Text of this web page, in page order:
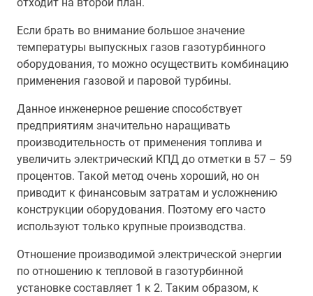
Если брать во внимание большое значение
температуры выпускных газов газотурбинного
оборудования, то можно осуществить комбинацию
применения газовой и паровой турбины.
Данное инженерное решение способствует
предприятиям значительно наращивать
производительность от применения топлива и
увеличить электрический КПД до отметки в 57 – 59
процентов. Такой метод очень хороший, но он
приводит к финансовым затратам и усложнению
конструкции оборудования. Поэтому его часто
используют только крупные производства.
Отношение производимой электрической энергии
по отношению к тепловой в газотурбинной
установке составляет 1 к 2. Таким образом, к